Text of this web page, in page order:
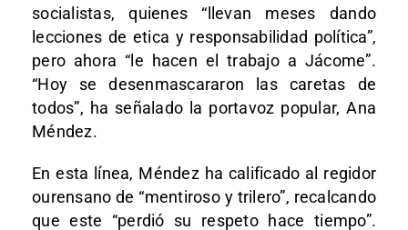
socialistas, quienes “llevan meses dando
lecciones de etica y responsabilidad política”,
pero ahora “le hacen el trabajo a Jácome”.
“Hoy se desenmascararon las caretas de
todos”, ha señalado la portavoz popular, Ana
Méndez.
En esta línea, Méndez ha calificado al regidor
ourensano de “mentiroso y trilero”, recalcando
que este “perdió su respeto hace tiempo”.